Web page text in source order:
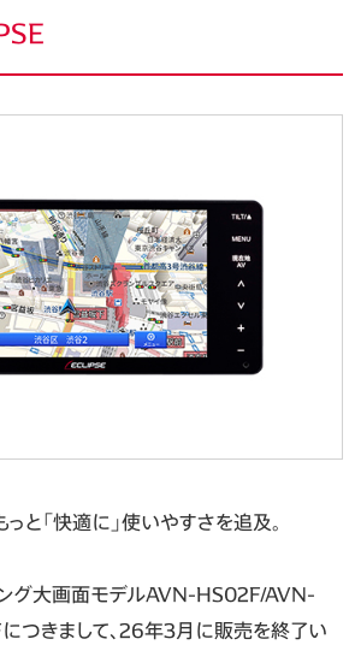
と「快適に」使いやすさを追及。
グ大画面モデルAVN-HS02F/AVN-
つきまして、26年3月に販売を終了い